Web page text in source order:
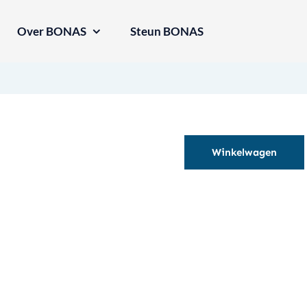
Over BONAS Steun BONAS
Winkelwagen